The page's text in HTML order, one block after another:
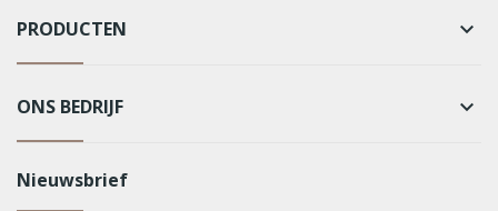
PRODUCTEN keyboard_arrow_down
ONS BEDRIJF keyboard_arrow_down
Nieuwsbrief